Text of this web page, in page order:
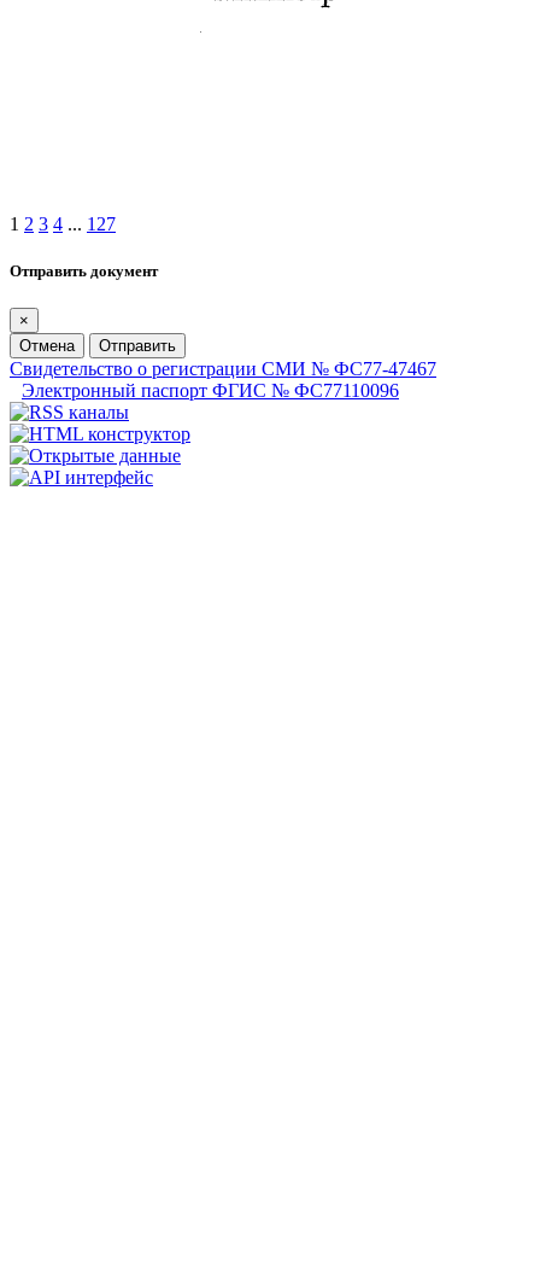
1 2 3 4 ... 127
Отправить документ
×
Отмена
Отправить
Свидетельство о регистрации СМИ № ФС77-47467
Электронный паспорт ФГИС № ФС77110096